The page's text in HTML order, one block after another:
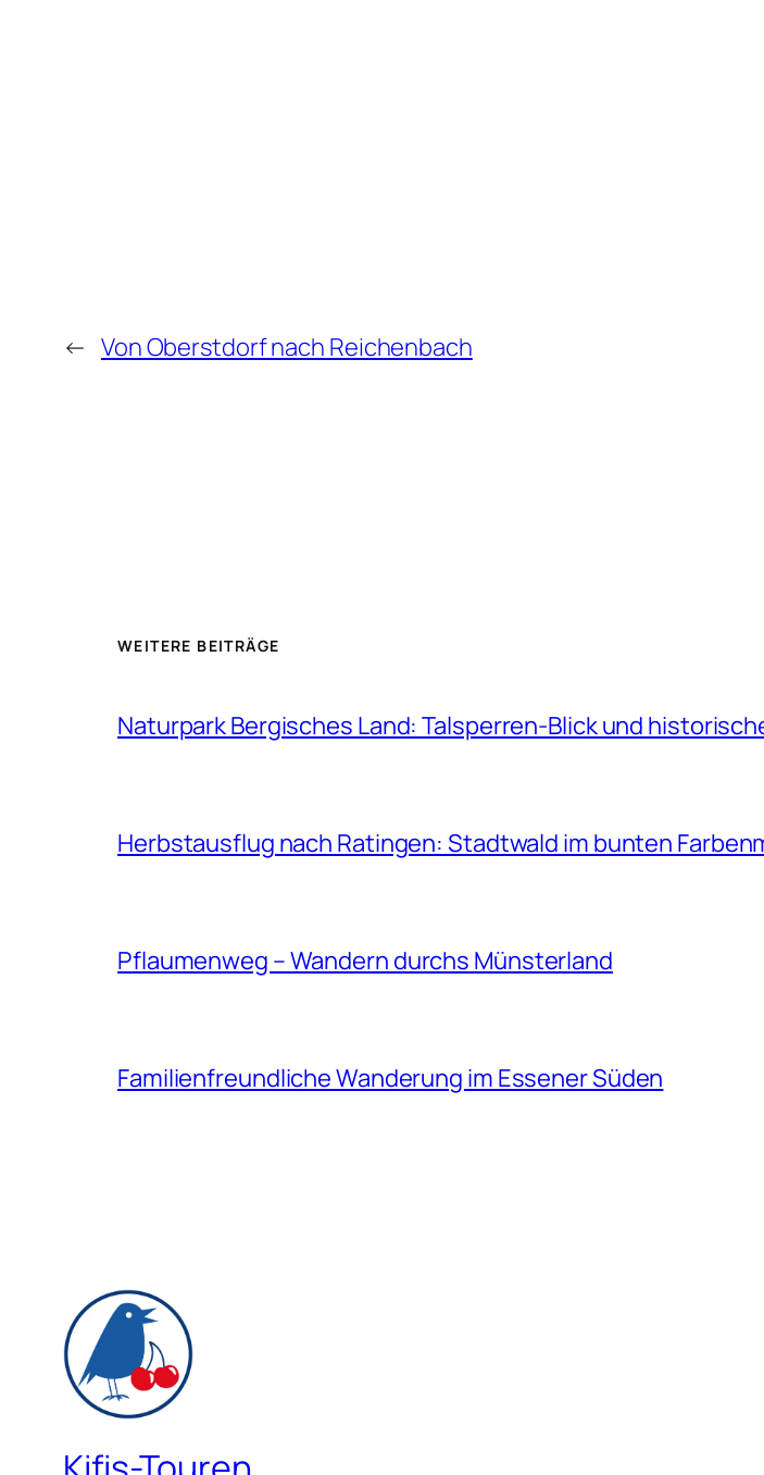
← Von Oberstdorf nach Reichenbach
WEITERE BEITRÄGE
Naturpark Bergisches Land: Talsperren-Blick und
Herbstausflug nach Ratingen: Stadtwald im bunten
Pflaumenweg – Wandern durchs Münsterland
Familienfreundliche Wanderung im Essener Süden